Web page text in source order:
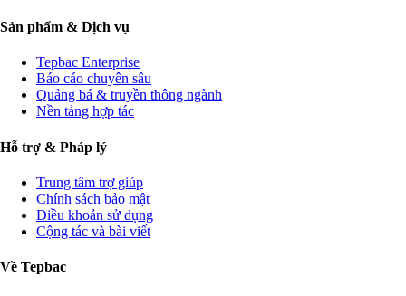
Sản phẩm & Dịch vụ
Tepbac Enterprise
Báo cáo chuyên sâu
Quảng bá & truyền thông ngành
Nền tảng hợp tác
Hỗ trợ & Pháp lý
Trung tâm trợ giúp
Chính sách bảo mật
Điều khoản sử dụng
Cộng tác và bài viết
Về Tepbac